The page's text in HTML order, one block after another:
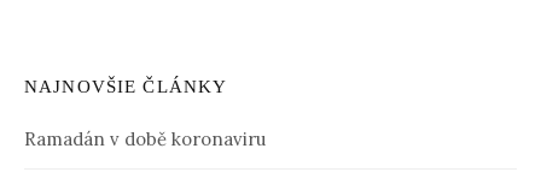
NAJNOVŠIE ČLÁNKY
Ramadán v době koronaviru